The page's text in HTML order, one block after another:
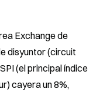
Exchange de
disyuntor (circuit
(el principal índice
cayera un 8%,